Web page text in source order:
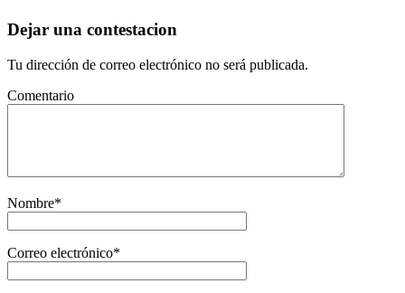
Dejar una contestacion
Tu dirección de correo electrónico no será publicada.
Comentario
Nombre*
Correo electrónico*